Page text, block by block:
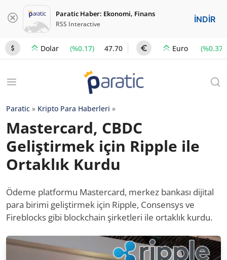
Paratic Haber: Ekonomi, Finans
RSS Interactive İNDİR
Dolar (%0.17) 47.70 Euro (%0.37)
Paratic » Kripto Para Haberleri »
Mastercard, CBDC
Geliştirmek için Ripple ile
Ortaklık Kurdu
Ödeme platformu Mastercard, merkez bankası dijital
para birimi geliştirmek için Ripple, Consensys ve
Fireblocks gibi blockchain şirketleri ile ortaklık kurdu.